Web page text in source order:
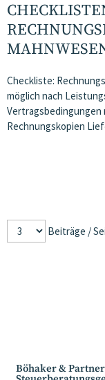
Checkliste:
möglich nach
Vertragsbedingungen
Rechnungskopien
Beiträge /
Böhaker & Partner